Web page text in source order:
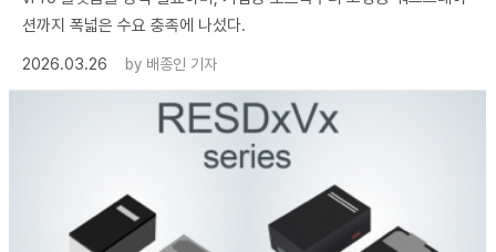
션까지 폭넓은 수요 충족에 나섰다.
2026.03.26
by 배종인 기자